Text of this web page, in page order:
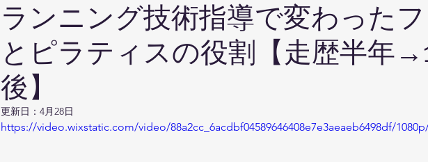
ランニング技術指導で変わった
とピラティスの役割【走歴半年
後】
更新日： 4月28日
https://video.wixstatic.com/video/88a2cc_6acdbf04589646408e7e3aeaeb6498df/